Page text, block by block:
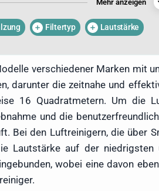
nutzt Armin seit Jahren
diesem Gebiet gewachsen ist.
Luftreiniger beleuchtet der Autor
Mehr anzeigen
Filtertyp Lautstärke
verschiedener Marken mit
darunter die zeitnahe und
16 Quadratmetern. Um die
und die
Bei den Luftreinigern, die über
Lautstärke auf der
wobei eine davon